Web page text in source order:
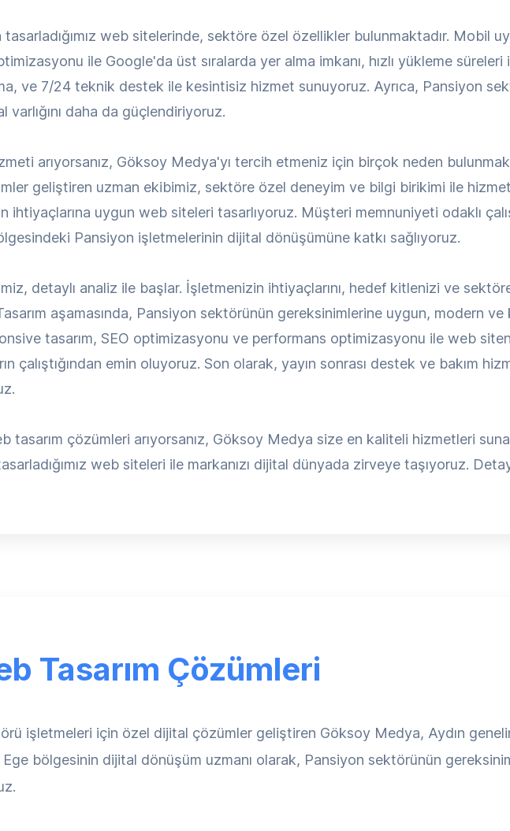
web sitelerinde, sektöre özel özellikler bulunmaktadır. Mobil
ile Google'da üst sıralarda yer alma imkanı, hızlı yükleme süreleri
ve 7/24 teknik destek ile kesintisiz hizmet sunuyoruz. Ayrıca, Pansiyon
daha da güçlendiriyoruz.
arıyorsanız, Göksoy Medya'yı tercih etmeniz için birçok neden
geliştiren uzman ekibimiz, sektöre özel deneyim ve bilgi birikimi ile
uygun web siteleri tasarlıyoruz. Müşteri memnuniyeti odaklı
Pansiyon işletmelerinin dijital dönüşümüne katkı sağlıyoruz.
detaylı analiz ile başlar. İşletmenizin ihtiyaçlarını, hedef kitlenizi ve
aşamasında, Pansiyon sektörünün gereksinimlerine uygun, modern ve
tasarım, SEO optimizasyonu ve performans optimizasyonu ile web
çalıştığından emin oluyoruz. Son olarak, yayın sonrası destek ve bakım
tasarım çözümleri arıyorsanız, Göksoy Medya size en kaliteli hizmetleri
web siteleri ile markanızı dijital dünyada zirveye taşıyoruz.
Tasarım Çözümleri
işletmeleri için özel dijital çözümler geliştiren Göksoy Medya, Aydın
bölgesinin dijital dönüşüm uzmanı olarak, Pansiyon sektörünün